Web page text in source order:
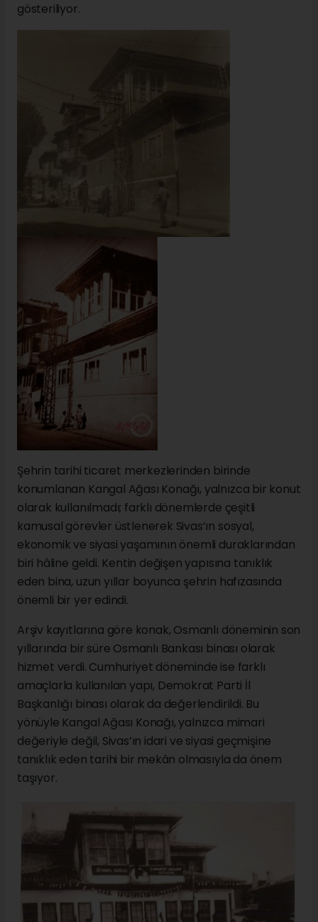
gösteriliyor.
Şehrin tarihi ticaret merkezlerinden birinde
konumlanan Kangal Ağası Konağı, yalnızca bir konut
olarak kullanılmadı; farklı dönemlerde çeşitli
kamusal görevler üstlenerek Sivas’ın sosyal,
ekonomik ve siyasi yaşamının önemli duraklarından
biri hâline geldi. Kentin değişen yapısına tanıklık
eden bina, uzun yıllar boyunca şehrin hafızasında
önemli bir yer edindi.
Arşiv kayıtlarına göre konak, Osmanlı döneminin son
yıllarında bir süre Osmanlı Bankası binası olarak
hizmet verdi. Cumhuriyet döneminde ise farklı
amaçlarla kullanılan yapı, Demokrat Parti İl
Başkanlığı binası olarak da değerlendirildi. Bu
yönüyle Kangal Ağası Konağı, yalnızca mimari
değeriyle değil, Sivas’ın idari ve siyasi geçmişine
tanıklık eden tarihi bir mekân olmasıyla da önem
taşıyor.